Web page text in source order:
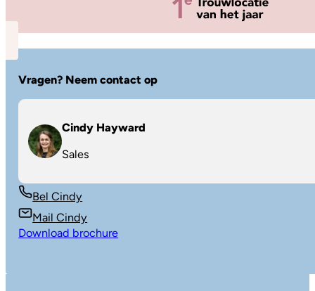
Vragen? Neem contact op
Cindy Hayward
Sales
Bel Cindy
Mail Cindy
Download brochure